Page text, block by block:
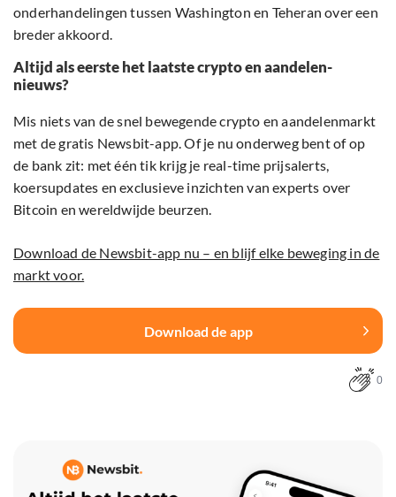
onderhandelingen tussen Washington en Teheran over een
breder akkoord.
Altijd als eerste het laatste crypto en aandelen-
nieuws?
Mis niets van de snel bewegende crypto en aandelenmarkt
met de gratis Newsbit-app. Of je nu onderweg bent of op
de bank zit: met één tik krijg je real-time prijsalerts,
koersupdates en exclusieve inzichten van experts over
Bitcoin en wereldwijde beurzen.
Download de Newsbit-app nu – en blijf elke beweging in de
markt voor.
Download de app
0